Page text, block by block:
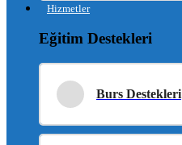
Hizmetler
Eğitim Destekleri
Burs Destekleri